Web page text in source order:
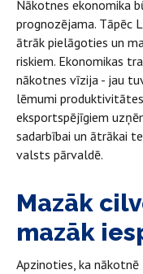
Nākotnes ekonomika
prognozējama. Tāpēc
ātrāk pielāgoties un
riskiem. Ekonomikas
nākotnes vīzija - jau
lēmumi
eksportspējīgiem
sadarbībai un ātrākai
valsts pārvaldē.
Mazāk
mazāk
Apzinoties, ka